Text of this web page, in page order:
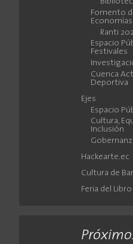
Fomento
Ranti
Espacio
Festivales
Cuenca
Deportiva
Ejes
Espacio
Cultura,
Inclusión
Hackearte.ec
Cultura de
Feria del